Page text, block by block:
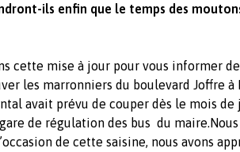
ils enfin que le temps des
cette mise à jour pour vous informer
les marronniers du boulevard Joffre
avait prévu de couper dès le mois de
de régulation des bus du
de cette saisine, nous avons